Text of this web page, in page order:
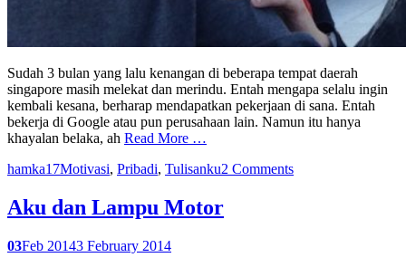
Sudah 3 bulan yang lalu kenangan di beberapa tempat daerah
singapore masih melekat dan merindu. Entah mengapa selalu ingin
kembali kesana, berharap mendapatkan pekerjaan di sana. Entah
bekerja di Google atau pun perusahaan lain. Namun itu hanya
khayalan belaka, ah Read More …
hamka17Motivasi, Pribadi, Tulisanku2 Comments
Aku dan Lampu Motor
03Feb 20143 February 2014